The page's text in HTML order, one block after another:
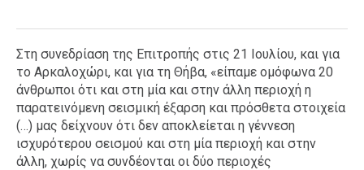
Στη συνεδρίαση της Επιτροπής στις 21 Ιουλίου, και για
το Αρκαλοχώρι, και για τη Θήβα, «είπαμε ομόφωνα 20
άνθρωποι ότι και στη μία και στην άλλη περιοχή η
παρατεινόμενη σεισμική έξαρση και πρόσθετα στοιχεία
(…) μας δείχνουν ότι δεν αποκλείεται η γέννεση
ισχυρότερου σεισμού και στη μία περιοχή και στην
άλλη, χωρίς να συνδέονται οι δύο περιοχές